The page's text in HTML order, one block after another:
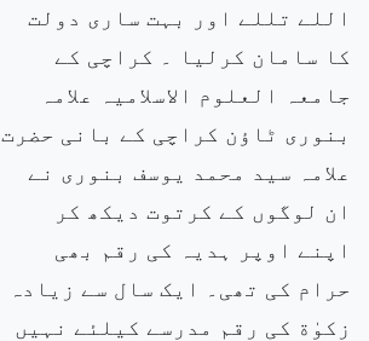
اللے تللے اور بہت ساری دولت
کا سامان کرلیا ۔ کراچی کے
جامعہ العلوم الاسلامیہ علامہ
بنوری ٹاؤن کراچی کے بانی حضرت
علامہ سید محمد یوسف بنوری نے
ان لوگوں کے کرتوت دیکھ کر
اپنے اوپر ہدیہ کی رقم بھی
حرام کی تھی۔ ایک سال سے زیادہ
زکوٰة کی رقم مدرسے کیلئے نہیں